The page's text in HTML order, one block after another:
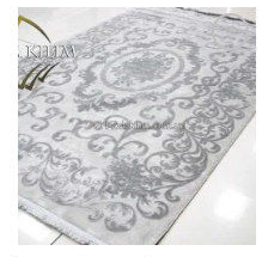
Добавить
в
избранное